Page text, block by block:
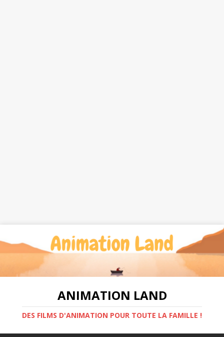
ANIMATION LAND
DES FILMS D'ANIMATION POUR TOUTE LA FAMILLE !